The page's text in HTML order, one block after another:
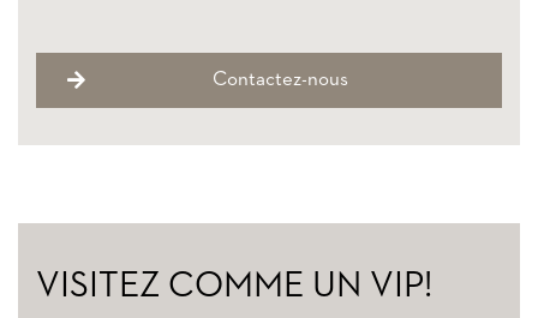
Contactez-nous
VISITEZ COMME UN VIP!